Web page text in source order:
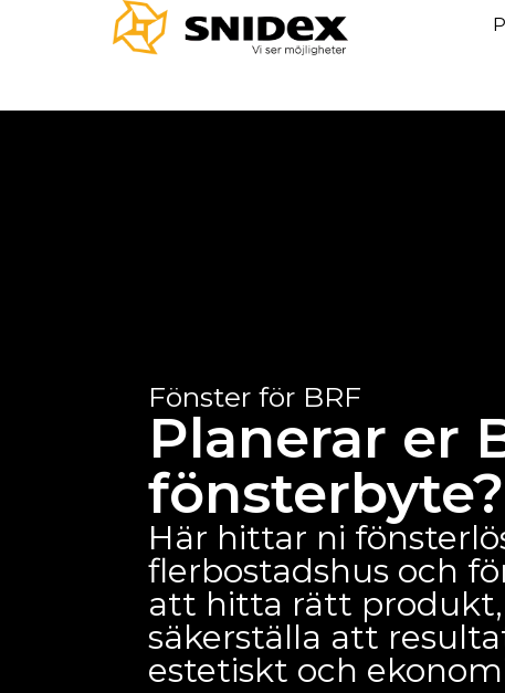
Fönster för BRF
Planerar er
fönsterbyte?
Här hittar ni
flerbostadshus och
att hitta rätt produkt,
säkerställa att
estetiskt och